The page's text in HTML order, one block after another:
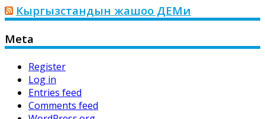
Кыргызстандын жашоо ДЕМи
Meta
Register
Log in
Entries feed
Comments feed